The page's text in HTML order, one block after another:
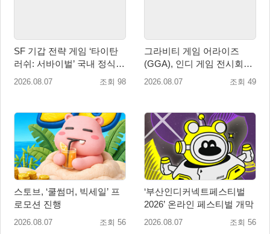
SF 기갑 전략 게임 ‘타이탄
러쉬: 서바이벌’ 국내 정식
출시
2026.08.07 조회 98
그라비티 게임 어라이즈
(GGA), 인디 게임 전시회
‘도쿄 게임 던전 13’ 참가!
2026.08.07 조회 49
스토브, ‘쿨썸머, 빅세일’ 프
로모션 진행
2026.08.07 조회 56
‘부산인디커넥트페스티벌
2026’ 온라인 페스티벌 개막
2026.08.07 조회 56